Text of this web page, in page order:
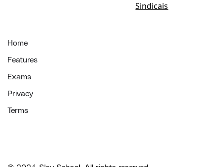
Sindicais
Home
Features
Exams
Privacy
Terms